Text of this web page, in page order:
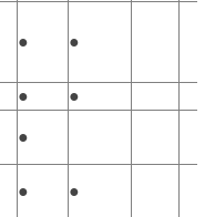
● ●
●
●
●
● ●